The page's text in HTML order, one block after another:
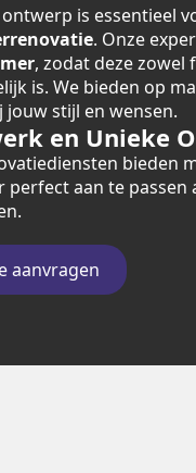
is essentieel
. Onze
, zodat deze zowel
is. We bieden op
jouw stijl en wensen.
en Unieke
bieden
perfect aan te
aanvragen